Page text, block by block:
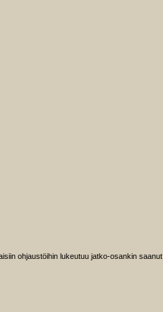
ohjaustöihin lukeutuu jatko-osankin saanut